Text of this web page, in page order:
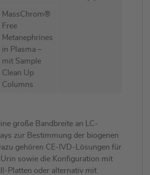
MassChrom®
Free
Metanephrines
in Plasma –
mit Sample
Clean Up
Columns
große Bandbreite an LC-
zur Bestimmung der biogenen
gehören CE-IVD-Lösungen für
Urin sowie die Konfiguration mit
Platten oder alternativ mit